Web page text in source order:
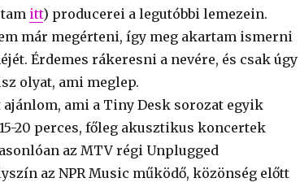
itt) producerei a legutóbbi lemezein.
már megérteni, így meg akartam ismerni
Érdemes rákeresni a nevére, és csak úgy
olyat, ami meglep.
ami a Tiny Desk sorozat egyik
20 perces, főleg akusztikus koncertek
az MTV régi Unplugged
az NPR Music működő, közönség előtt